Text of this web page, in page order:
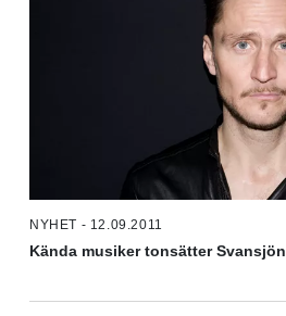
NYHET - 12.09.2011
Kända musiker tonsätter Svansjön